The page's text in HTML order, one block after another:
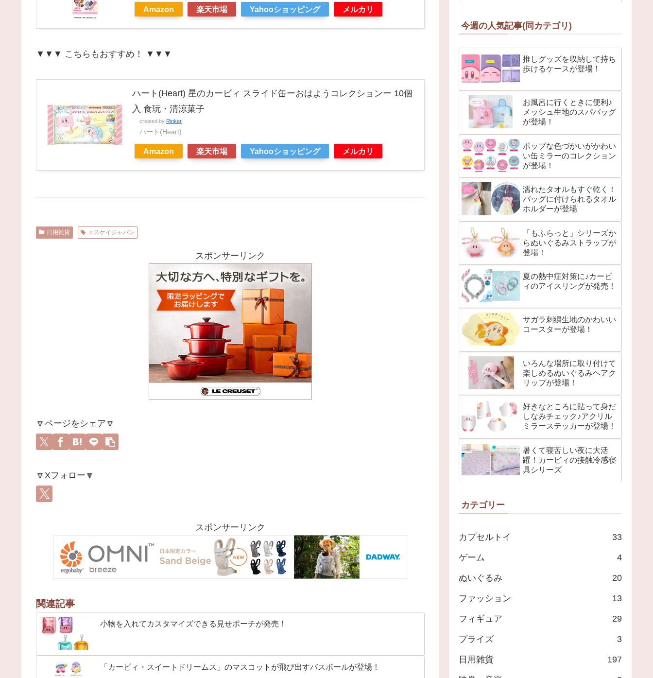
Amazon 楽天市場 Yahooショッピング メルカリ
▼▼▼ こちらもおすすめ！ ▼▼▼
ハート(Heart) 星のカービィ スライド缶ーおはようコレクションー 10個
入 食玩・清涼菓子
created by Rinker
ハート(Heart)
Amazon 楽天市場 Yahooショッピング メルカリ
日用雑貨 エスケイジャパン
スポンサーリンク
🔽ページをシェア🔽
🔽Xフォロー🔽
スポンサーリンク
関連記事
小物を入れてカスタマイズできる見せポーチが発売！
「カービィ・スイートドリームス」のマスコットが飛び出すバスボールが登場！
今週の人気記事(同カテゴリ)
推しグッズを収納して持ち
歩けるケースが登場！
お風呂に行くときに便利♪
メッシュ生地のスパバッグ
が登場！
ポップな色づかいがかわい
い缶ミラーのコレクション
が登場！
濡れたタオルもすぐ乾く！
バッグに付けられるタオル
ホルダーが登場
「もふらっと」シリーズか
らぬいぐるみストラップが
登場！
夏の熱中症対策に♪カービ
ィのアイスリングが発売！
サガラ刺繍生地のかわいい
コースターが登場！
いろんな場所に取り付けて
楽しめるぬいぐるみヘアク
リップが登場！
好きなところに貼って身だ
しなみチェック♪アクリル
ミラーステッカーが登場！
暑くて寝苦しい夜に大活
躍！カービィの接触冷感寝
具シリーズ
カテゴリー
カプセルトイ 33
ゲーム 4
ぬいぐるみ 20
ファッション 13
フィギュア 29
プライズ 3
日用雑貨 197